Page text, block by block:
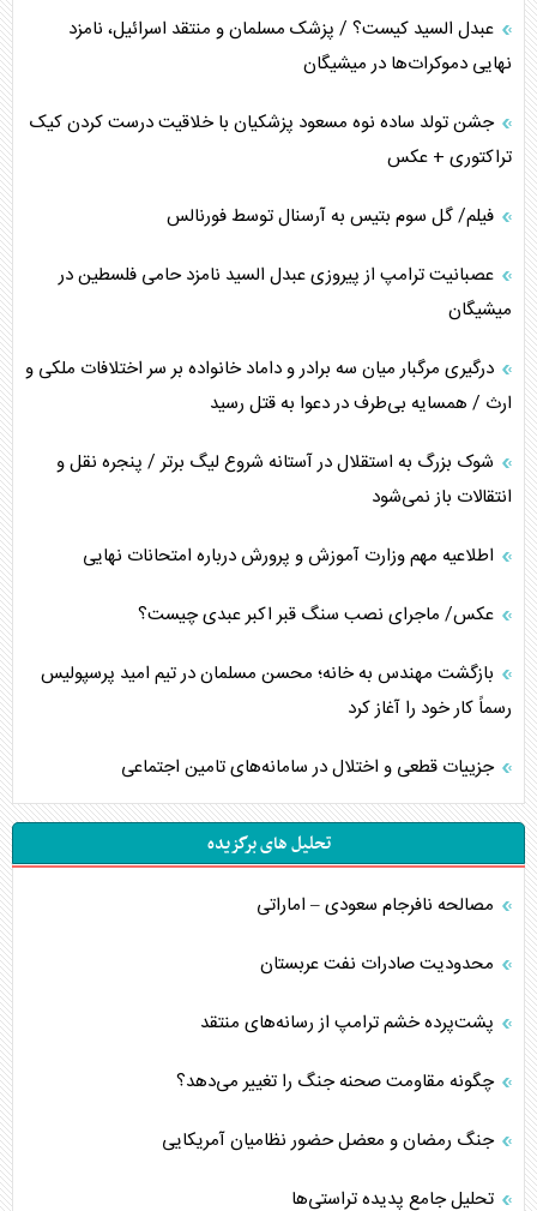
عبدل السید کیست؟ / پزشک مسلمان و منتقد اسرائیل، نامزد
نهایی دموکرات‌ها در میشیگان
جشن تولد ساده نوه مسعود پزشکیان با خلاقیت درست کردن کیک
تراکتوری + عکس
فیلم/ گل سوم بتیس به آرسنال توسط فورنالس
عصبانیت ترامپ از پیروزی عبدل السید نامزد حامی فلسطین در
میشیگان
درگیری مرگبار میان سه برادر و داماد خانواده بر سر اختلافات ملکی و
ارث / همسایه بی‌طرف در دعوا به قتل رسید
شوک بزرگ به استقلال در آستانه شروع لیگ برتر / پنجره نقل و
انتقالات باز نمی‌شود
اطلاعیه مهم وزارت آموزش و پرورش درباره امتحانات نهایی
عکس/ ماجرای نصب سنگ قبر اکبر عبدی چیست؟
بازگشت مهندس به خانه؛ محسن مسلمان در تیم امید پرسپولیس
رسماً کار خود را آغاز کرد
جزییات قطعی و اختلال در سامانه‌های تامین اجتماعی
تحلیل های برگزیده
مصالحه نافرجام سعودی – اماراتی
محدودیت صادرات نفت عربستان
پشت‌پرده خشم ترامپ از رسانه‌های منتقد
چگونه مقاومت صحنه جنگ را تغییر می‌دهد؟
جنگ رمضان و معضل حضور نظامیان آمریکایی
تحلیل جامع پدیده تراستی‌ها